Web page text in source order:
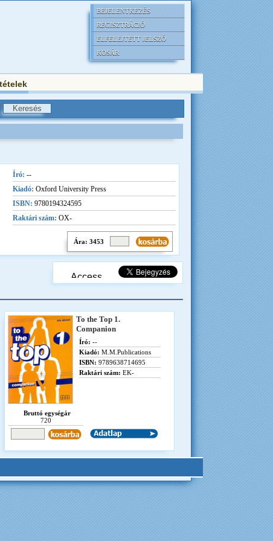
BEJELENTKEZÉS
REGISZTRÁCIÓ
ELFELEJTETT JELSZÓ
KOSÁR
Író: --
Kiadó: Oxford University Press
ISBN: 9780194324595
Raktári szám: OX-
Ára: 3453
To the Top 1.
Companion
Író: --
Kiadó: M.M.Publications
ISBN: 9789638714695
Raktári szám: EK-
Bruttó egységár
720